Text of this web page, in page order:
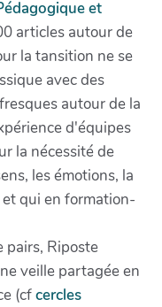
et
articles autour de
la tansition ne se
avec des
autour de la
d'équipes
la nécessité de
les émotions, la
qui en formation-
pairs, Riposte
veille partagée en
(cfcercles